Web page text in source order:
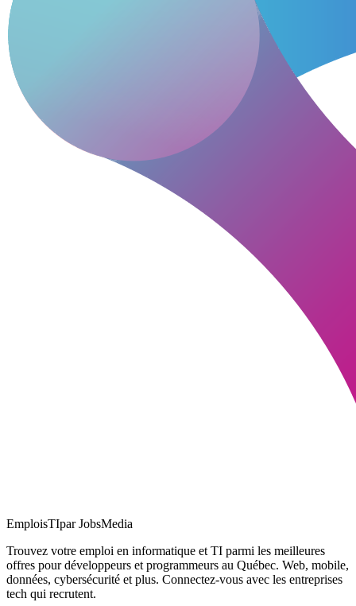
EmploisTIpar JobsMedia
Trouvez votre emploi en informatique et TI parmi les meilleures
offres pour développeurs et programmeurs au Québec. Web, mobile,
données, cybersécurité et plus. Connectez-vous avec les entreprises
tech qui recrutent.